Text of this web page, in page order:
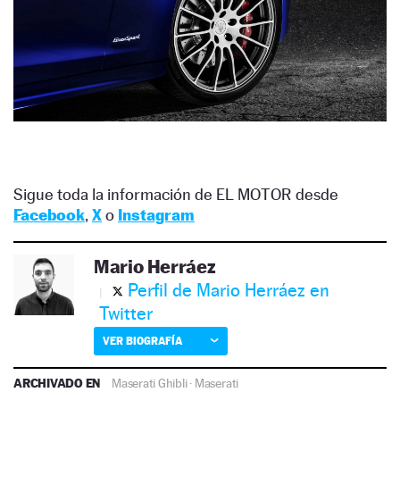
Sigue toda la información de EL MOTOR desde
Facebook, Xo Instagram
Mario Herráez
Perfil de Mario Herráez en
Twitter
VER BIOGRAFÍA
ARCHIVADO EN Maserati Ghibli· Maserati